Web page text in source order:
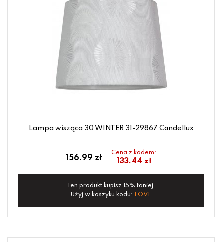
Lampa wisząca 30 WINTER 31-29867 Candellux
156.99 zł
Cena z kodem:
133.44 zł
Ten produkt kupisz 15% taniej.
Użyj w koszyku kodu: LOVE